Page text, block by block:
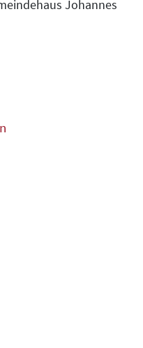
Johannes